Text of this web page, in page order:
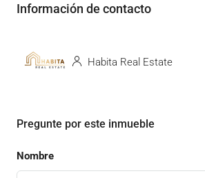
Información de contacto
Habita Real Estate
Pregunte por este inmueble
Nombre